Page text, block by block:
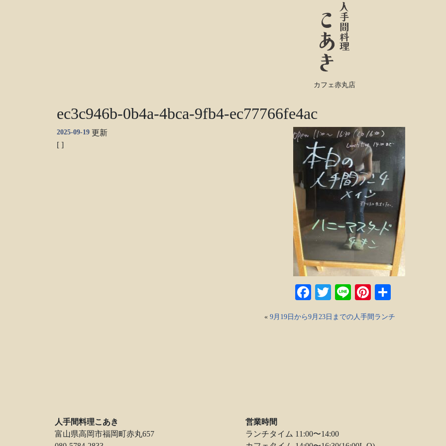
カフェ赤丸店
ec3c946b-0b4a-4bca-9fb4-ec77766fe4ac
2025-09-19 更新
[ ]
Facebook
TwitterLinePinterest
« 9月19日から9月23日までの人手間ランチ
人手間料理こあき
富山県高岡市福岡町赤丸657
営業時間
ランチタイム 11:00〜14:00